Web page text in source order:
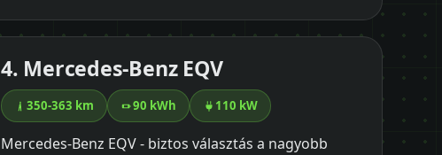
4. Mercedes-Benz EQV
350-363 km 90 kWh 110 kW
Mercedes-Benz EQV - biztos választás a nagyobb